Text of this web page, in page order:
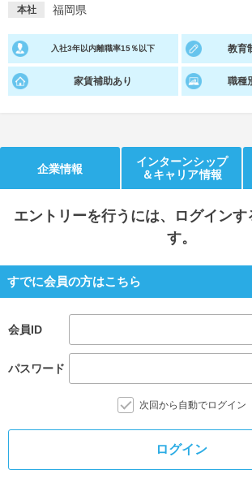
就活支援
就活ニュースペーパー
就活時事ニュースを更新 不明
本社 福岡県
入社3年以内離職率15％以下 教育
家賃補助あり 職種
企業情報
インターンシップ
＆キャリア情報
エントリーを行うには、ログインす
す。
すでに会員の方はこちら
会員ID
パスワード
次回から自動でログイン
ログイン